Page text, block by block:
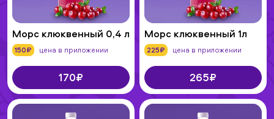
Морс клюквенный 0,4 л
150₽ цена в приложении
170₽
Морс клюквенный 1л
225₽ цена в приложении
265₽